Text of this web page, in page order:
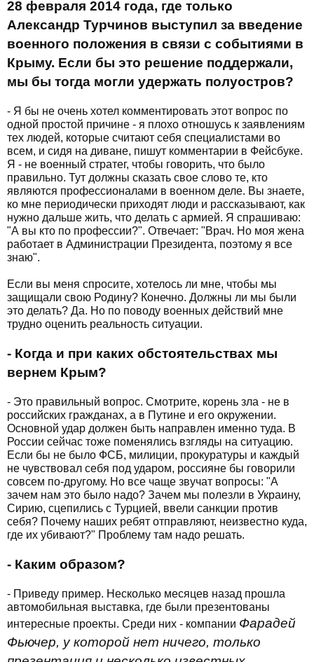
28 февраля 2014 года, где только
Александр Турчинов выступил за введение
военного положения в связи с событиями в
Крыму. Если бы это решение поддержали,
мы бы тогда могли удержать полуостров?
- Я бы не очень хотел комментировать этот вопрос по
одной простой причине - я плохо отношусь к заявлениям
тех людей, которые считают себя специалистами во
всем, и сидя на диване, пишут комментарии в Фейсбуке.
Я - не военный стратег, чтобы говорить, что было
правильно. Тут должны сказать свое слово те, кто
являются профессионалами в военном деле. Вы знаете,
ко мне периодически приходят люди и рассказывают, как
нужно дальше жить, что делать с армией. Я спрашиваю:
"А вы кто по профессии?". Отвечает: "Врач. Но моя жена
работает в Администрации Президента, поэтому я все
знаю".
Если вы меня спросите, хотелось ли мне, чтобы мы
защищали свою Родину? Конечно. Должны ли мы были
это делать? Да. Но по поводу военных действий мне
трудно оценить реальность ситуации.
- Когда и при каких обстоятельствах мы
вернем Крым?
- Это правильный вопрос. Смотрите, корень зла - не в
российских гражданах, а в Путине и его окружении.
Основной удар должен быть направлен именно туда. В
России сейчас тоже поменялись взгляды на ситуацию.
Если бы не было ФСБ, милиции, прокуратуры и каждый
не чувствовал себя под ударом, россияне бы говорили
совсем по-другому. Но все чаще звучат вопросы: "А
зачем нам это было надо? Зачем мы полезли в Украину,
Сирию, сцепились с Турцией, ввели санкции против
себя? Почему наших ребят отправляют, неизвестно куда,
где их убивают?" Проблему там надо решать.
- Каким образом?
- Приведу пример. Несколько месяцев назад прошла
автомобильная выставка, где были презентованы
интересные проекты. Среди них - компании Фарадей
Фьючер, у которой нет ничего, только